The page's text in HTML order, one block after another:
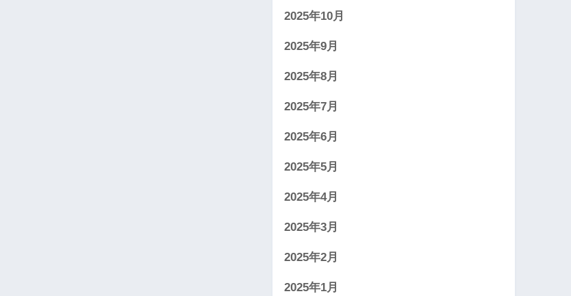
2025年10月
2025年9月
2025年8月
2025年7月
2025年6月
2025年5月
2025年4月
2025年3月
2025年2月
2025年1月